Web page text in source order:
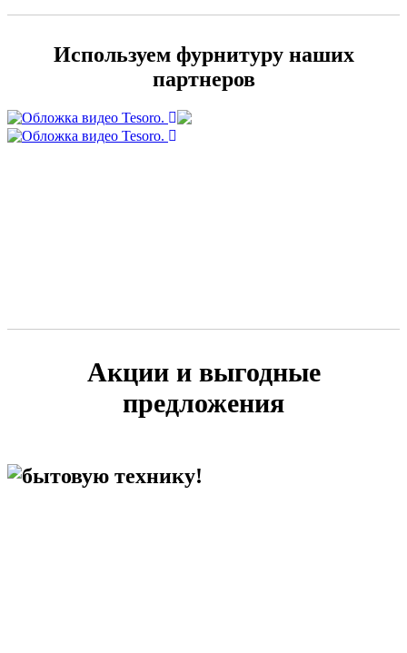
Используем фурнитуру наших
партнеров
Акции и выгодные
предложения
бытовую технику!